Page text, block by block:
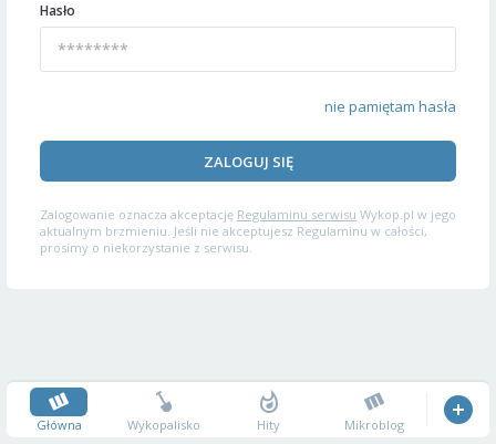
Hasło
nie pamiętam hasła
ZALOGUJ SIĘ
Zalogowanie oznacza akceptację Regulaminu serwisu Wykop.pl w jego
aktualnym brzmieniu. Jeśli nie akceptujesz Regulaminu w całości,
prosimy o niekorzystanie z serwisu.
Główna Wykopalisko Hity Mikroblog